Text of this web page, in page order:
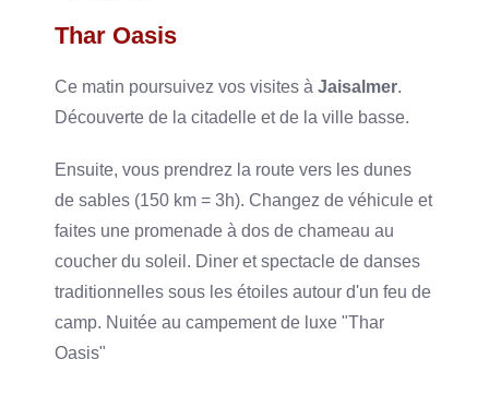
Thar Oasis
Ce matin poursuivez vos visites à Jaisalmer.
Découverte de la citadelle et de la ville basse.
Ensuite, vous prendrez la route vers les dunes
de sables (150 km = 3h). Changez de véhicule et
faites une promenade à dos de chameau au
coucher du soleil. Diner et spectacle de danses
traditionnelles sous les étoiles autour d'un feu de
camp. Nuitée au campement de luxe "Thar
Oasis"